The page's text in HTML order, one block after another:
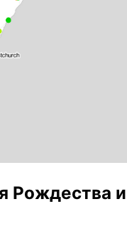
Рождества и